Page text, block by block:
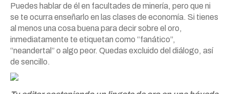
Puedes hablar de él en facultades de minería, pero que ni
se te ocurra enseñarlo en las clases de economía. Si tienes
al menos una cosa buena para decir sobre el oro,
inmediatamente te etiquetan como “fanático”,
“neandertal” o algo peor. Quedas excluido del diálogo, así
de sencillo.